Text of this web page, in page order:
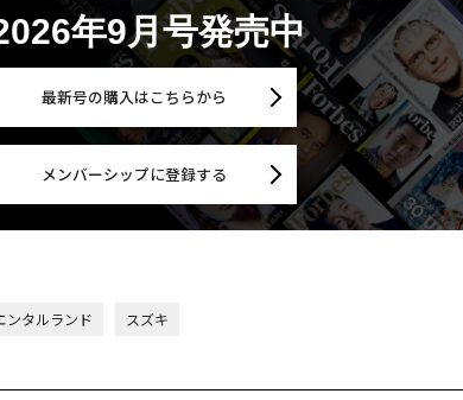
年9月号発売中
最新号の購入はこちらから
メンバーシップに登録する
ンタルランド スズキ